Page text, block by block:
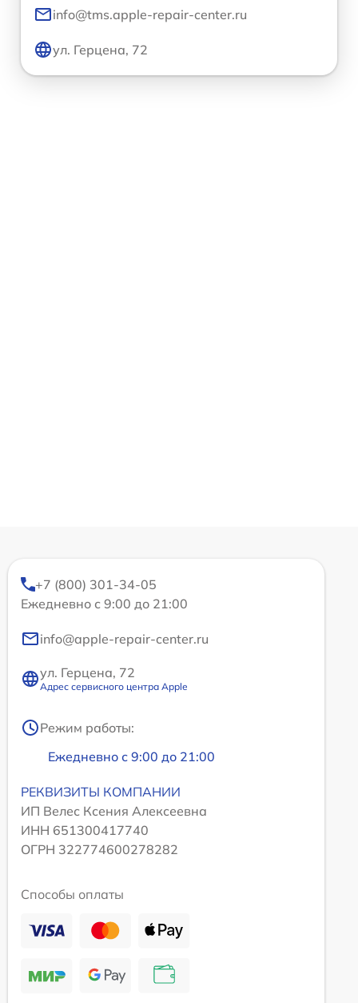
info@tms.apple-repair-center.ru
ул. Герцена, 72
+7 (800) 301-34-05
Ежедневно с 9:00 до 21:00
info@apple-repair-center.ru
ул. Герцена, 72
Адрес сервисного центра Apple
Режим работы:
Ежедневно с 9:00 до 21:00
РЕКВИЗИТЫ КОМПАНИИ
ИП Велес Ксения Алексеевна
ИНН 651300417740
ОГРН 322774600278282
Способы оплаты